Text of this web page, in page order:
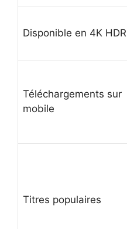
Disponible en 4K HDR
Téléchargements sur
mobile
Titres populaires